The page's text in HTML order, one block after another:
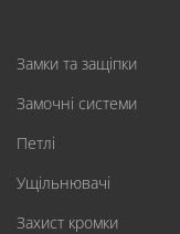
Замки та защіпки
Замочні системи
Петлі
Ущільнювачі
Захист кромки